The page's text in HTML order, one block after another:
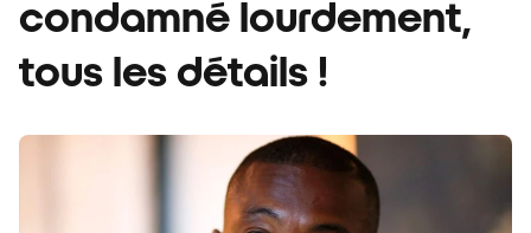
condamné lourdement,
tous les détails !